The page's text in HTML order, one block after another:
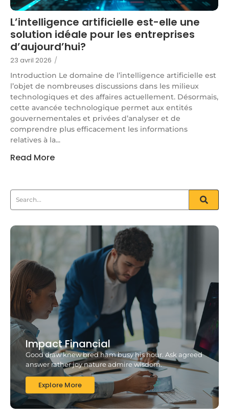
L’intelligence artificielle est-elle une
solution idéale pour les entreprises
d’aujourd’hui?
23 avril 2026 /
Introduction Le domaine de l’intelligence artificielle est
l’objet de nombreuses discussions dans les milieux
technologiques et des affaires actuellement. Désormais,
cette avancée technologique permet aux entités
gouvernementales et privées d’analyser et de
comprendre plus efficacement les informations
relatives à la...
Read More
Impact Financial
Good draw knew bred ham busy his hour. Ask agreed
answer rather joy nature admire wisdom.
Explore More